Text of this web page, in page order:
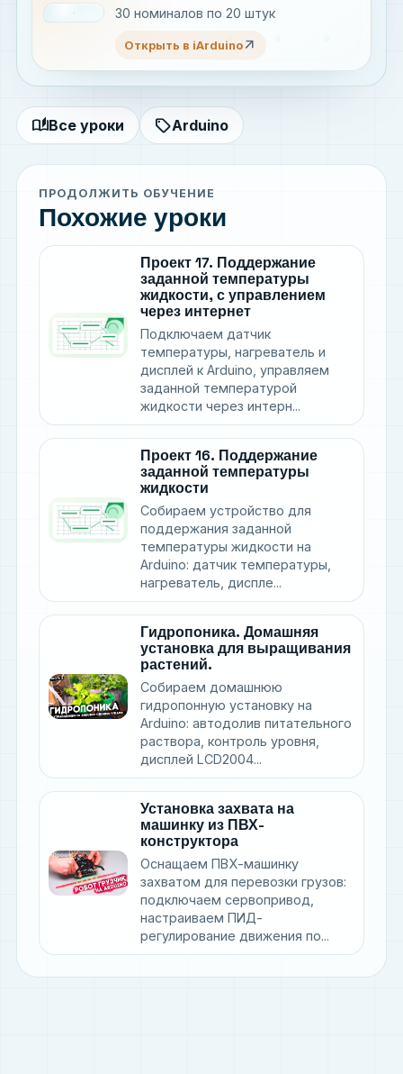
30 номиналов по 20 штук
Открыть в iArduino arrow_outward
auto_storiesВсе уроки sellArduino
ПРОДОЛЖИТЬ ОБУЧЕНИЕ
Похожие уроки
Проект 17. Поддержание
заданной температуры
жидкости, с управлением
через интернет
Подключаем датчик
температуры, нагреватель и
дисплей к Arduino, управляем
заданной температурой
жидкости через интерн...
Проект 16. Поддержание
заданной температуры
жидкости
Собираем устройство для
поддержания заданной
температуры жидкости на
Arduino: датчик температуры,
нагреватель, диспле...
Гидропоника. Домашняя
установка для выращивания
растений.
Собираем домашнюю
гидропонную установку на
Arduino: автодолив питательного
раствора, контроль уровня,
дисплей LCD2004...
Установка захвата на
машинку из ПВХ-
конструктора
Оснащаем ПВХ-машинку
захватом для перевозки грузов:
подключаем сервопривод,
настраиваем ПИД-
регулирование движения по...